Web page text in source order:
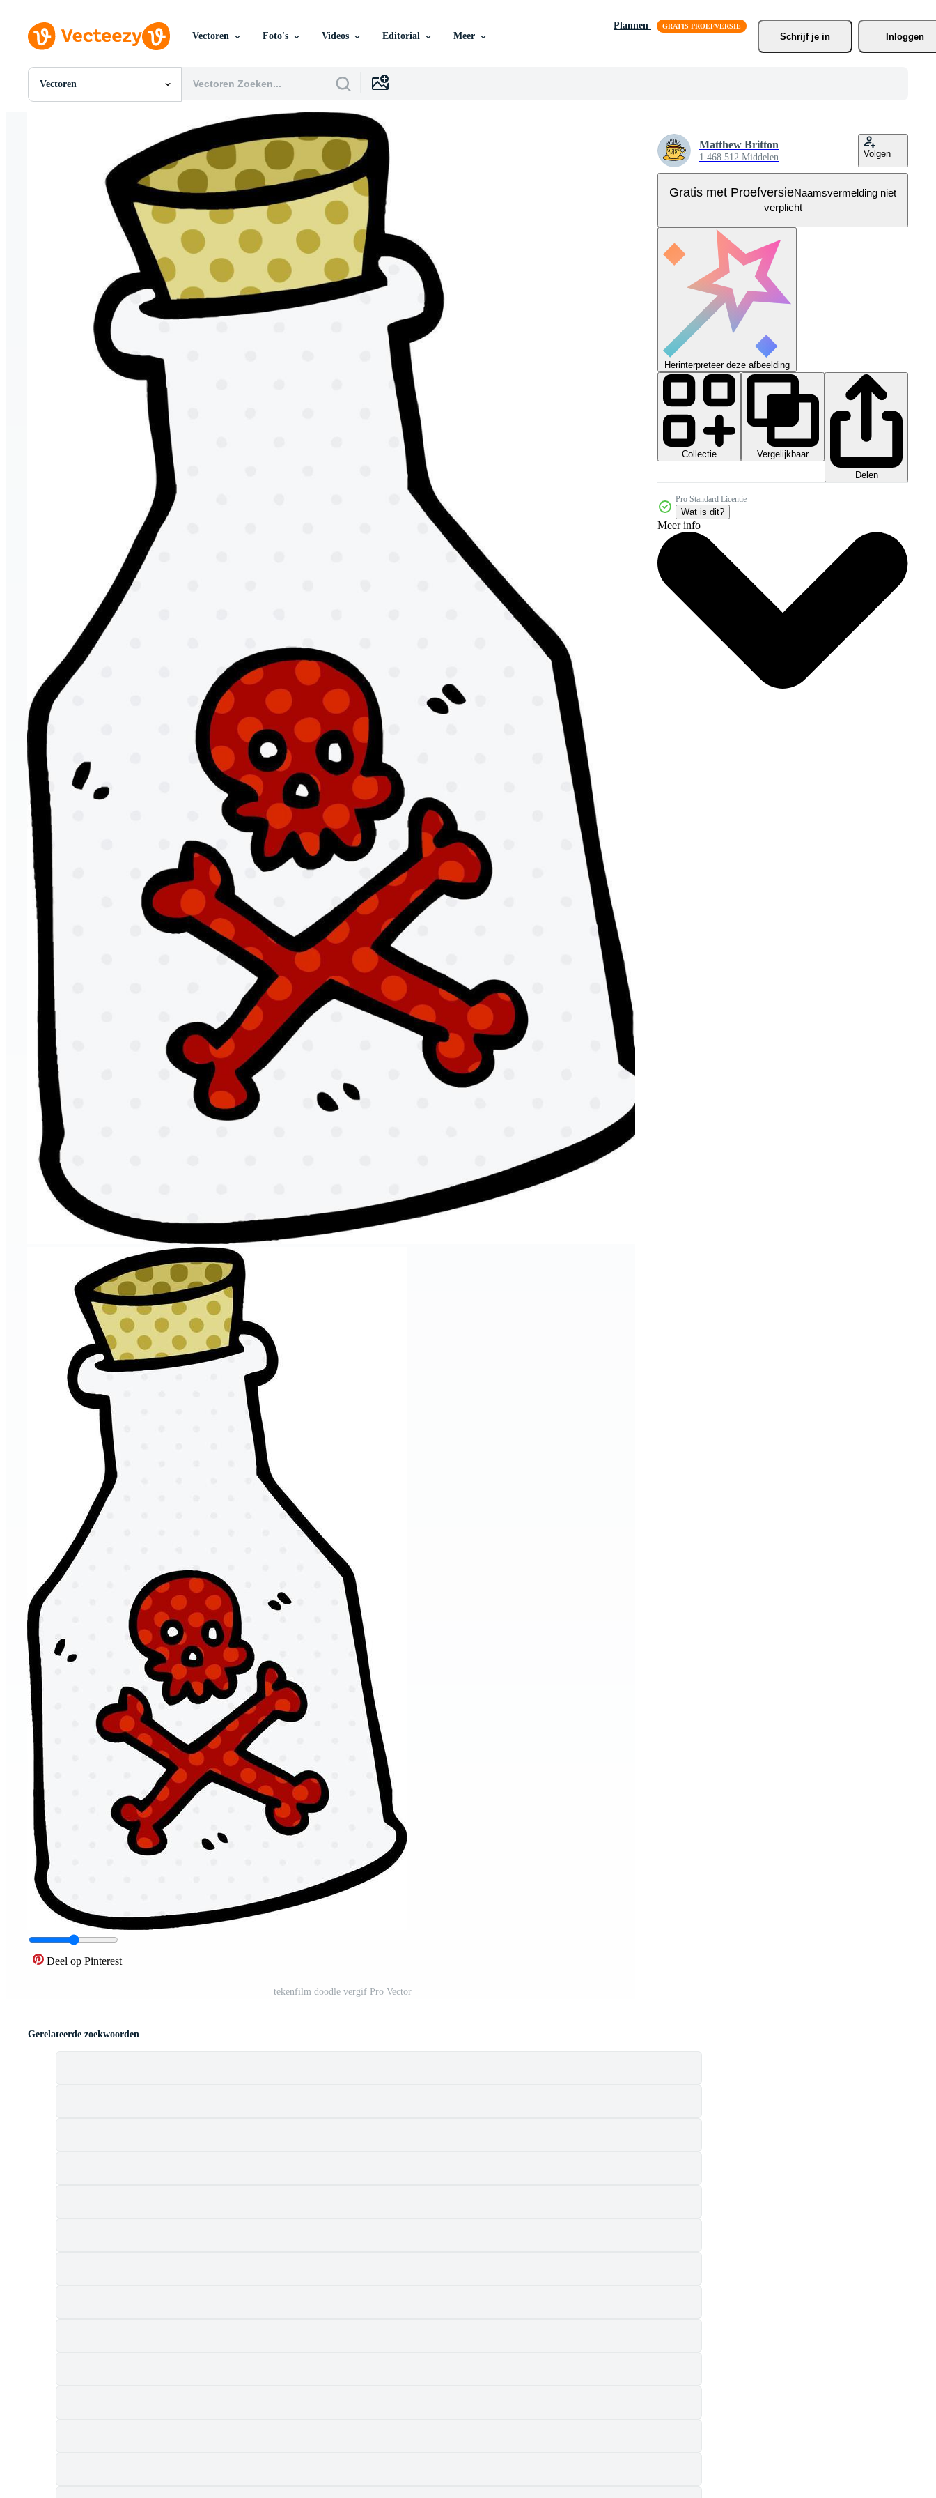
Vectoren Foto's Videos Editorial Meer
Plannen
Schrijf je in Inloggen
Vectoren
Alle Afbeeldingen
Motion graphics
Redactionele Afbeeldingen
Redactionele Evenementen
Deel op Pinterest
tekenfilm doodle vergif Pro Vector
Matthew Britton
1.468.512 Middelen Volgen
Gratis met ProefversieNaamsvermelding niet
verplicht
Herinterpreteer deze afbeelding
Collectie
Vergelijkbaar
Delen
Pro Standard Licentie
Wat is dit?
Meer info
Gerelateerde zoekwoorden